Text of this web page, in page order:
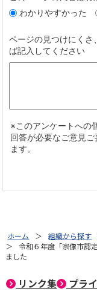
ホーム 組織から探す
令和６年度「宗像市認
ました
リンク集 プラ